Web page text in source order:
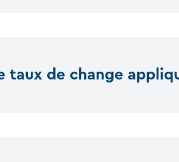
taux de change